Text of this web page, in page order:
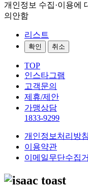
개인정보 수집·이용에
의안함
리스트
TOP
인스타그램
고객문의
제휴/제안
가맹상담
1833-9299
개인정보처리방침
이용약관
이메일무단수집